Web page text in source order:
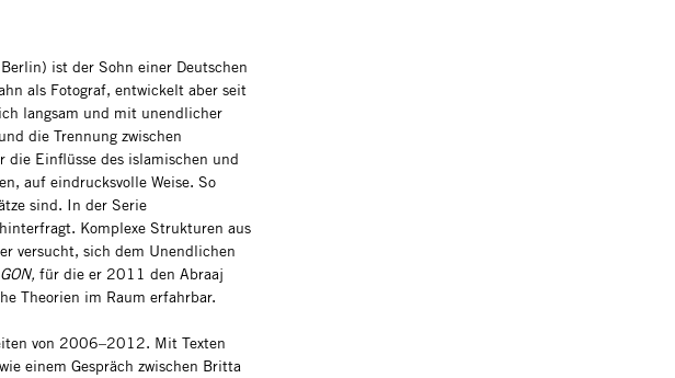
ist der Sohn einer Deutschen
als Fotograf, entwickelt aber seit
langsam und mit unendlicher
die Trennung zwischen
Einflüsse des islamischen und
auf eindrucksvolle Weise. So
sind. In der Serie
Komplexe Strukturen aus
versucht, sich dem Unendlichen
GON, für die er 2011 den Abraaj
Theorien im Raum erfahrbar.
von 2006–2012. Mit Texten
einem Gespräch zwischen Britta